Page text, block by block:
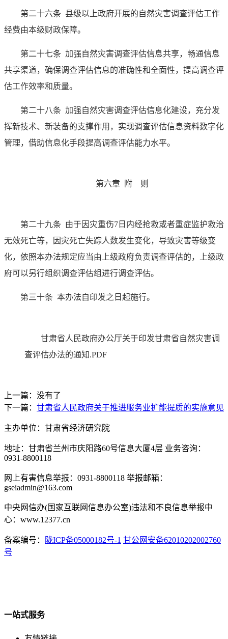
第二十六条 县级以上政府开展的自然灾害调查评估工作
经费由本级财政保障。
第二十七条 加强自然灾害调查评估信息共享，畅通信息
共享渠道，确保调查评估信息的准确性和全面性，提高调查评
估工作效率和质量。
第二十八条 加强自然灾害调查评估信息化建设，充分发
挥新技术、新装备的支撑作用，实现调查评估信息资料数字化
管理，借助信息化手段提高调查评估能力水平。
第六章 附 则
第二十九条 由于因灾重伤7日内经抢救或者重症监护救治
无效死亡等，因灾死亡失踪人数发生变化，导致灾害等级变
化，依照本办法规定应当由上级政府负责调查评估的，上级政
府可以另行组织调查评估组进行调查评估。
第三十条 本办法自印发之日起施行。
甘肃省人民政府办公厅关于印发甘肃省自然灾害调
查评估办法的通知.PDF
上一篇：没有了
下一篇： 甘肃省人民政府关于推进服务业扩能提质的实施意见
主办单位：甘肃省经济研究院
地址：甘肃省兰州市庆阳路60号信息大厦4层 业务咨询：
0931-8800118
网上有害信息举报：0931-8800118 举报邮箱：
gseiadmin@163.com
中央网信办(国家互联网信息办公室)违法和不良信息举报中
心：www.12377.cn
备案编号： 陇ICP备05000182号-1 甘公网安备62010202002760
号
一站式服务